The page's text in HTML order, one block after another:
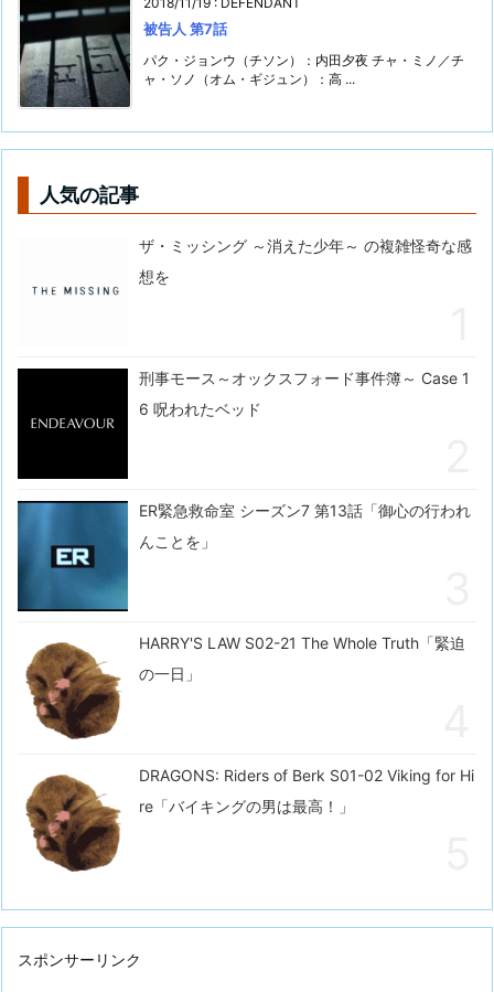
被告人 第7話
パク・ジョンウ（チソン）：内田夕夜 チャ・ミノ／チ
ャ・ソノ（オム・ギジュン）：高 ...
人気の記事
ザ・ミッシング ～消えた少年～ の複雑怪奇な感
想を
刑事モース～オックスフォード事件簿～ Case 1
6 呪われたベッド
ER緊急救命室 シーズン7 第13話「御心の行われ
んことを」
HARRY'S LAW S02-21 The Whole Truth「緊迫
の一日」
DRAGONS: Riders of Berk S01-02 Viking for Hi
re「バイキングの男は最高！」
スポンサーリンク